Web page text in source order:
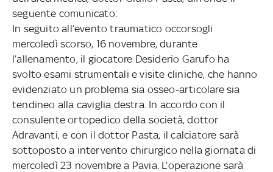
seguente comunicato:
In seguito all’evento traumatico occorsogli
mercoledì scorso, 16 novembre, durante
l’allenamento, il giocatore Desiderio Garufo ha
svolto esami strumentali e visite cliniche, che hanno
evidenziato un problema sia osseo-articolare sia
tendineo alla caviglia destra. In accordo con il
consulente ortopedico della società, dottor
Adravanti, e con il dottor Pasta, il calciatore sarà
sottoposto a intervento chirurgico nella giornata di
mercoledì 23 novembre a Pavia. L’operazione sarà